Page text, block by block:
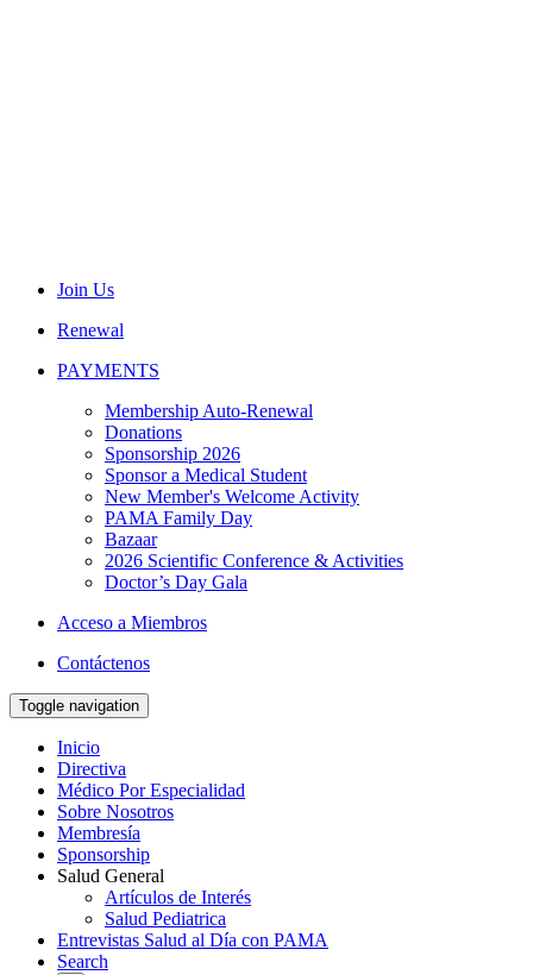
Join Us
Renewal
PAYMENTS
Membership Auto-Renewal
Donations
Sponsorship 2026
Sponsor a Medical Student
New Member's Welcome Activity
PAMA Family Day
Bazaar
2026 Scientific Conference & Activities
Doctor’s Day Gala
Acceso a Miembros
Contáctenos
Toggle navigation
Inicio
Directiva
Médico Por Especialidad
Sobre Nosotros
Membresía
Sponsorship
Salud General
Artículos de Interés
Salud Pediatrica
Entrevistas Salud al Día con PAMA
Search